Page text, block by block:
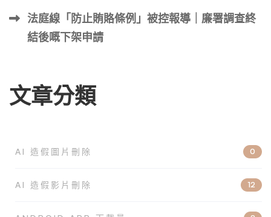
法庭線「防止賄賂條例」被控報導｜廉署調查終
結後嘅下架申請
文章分類
AI 造假圖片刪除 0
AI 造假影片刪除 12